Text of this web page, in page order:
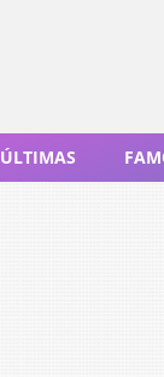
ÚLTIMAS